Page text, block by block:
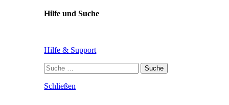
Hilfe und Suche
Hilfe & Support
Suche
nach:
Schließen